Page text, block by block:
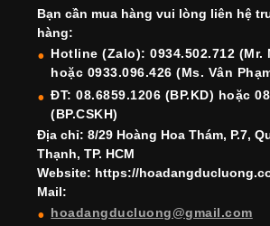
b
o
o
k
a
m
st dI
n
u
b
e
Bạn cần mua hàng vui lòng liên hệ
hàng:
Hotline (Zalo): 0934.502.712 (Mr.
hoặc 0933.096.426 (Ms. Vân
ĐT: 08.6859.1206 (BP.KD) hoặc
(BP.CSKH)
Địa chỉ: 8/29 Hoàng Hoa Thám, P.7,
Thạnh, TP. HCM
Website: https://
Mail:
hoadangducluong@gmail.com